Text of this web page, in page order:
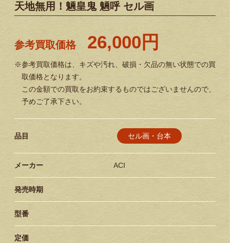
天地無用！魎皇鬼 魎呼 セル画
参考買取価格 26,000円
※参考買取価格は、キズや汚れ、破損・欠品の無い状態での買
取価格となります。
この金額での買取をお約束するものではございませんので、
予めご了承下さい。
品目 セル画・台本
メーカー ACI
発売時期
型番
定価